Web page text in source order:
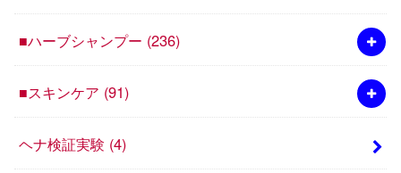
■ハーブシャンプー (236)
■スキンケア (91)
ヘナ検証実験 (4)